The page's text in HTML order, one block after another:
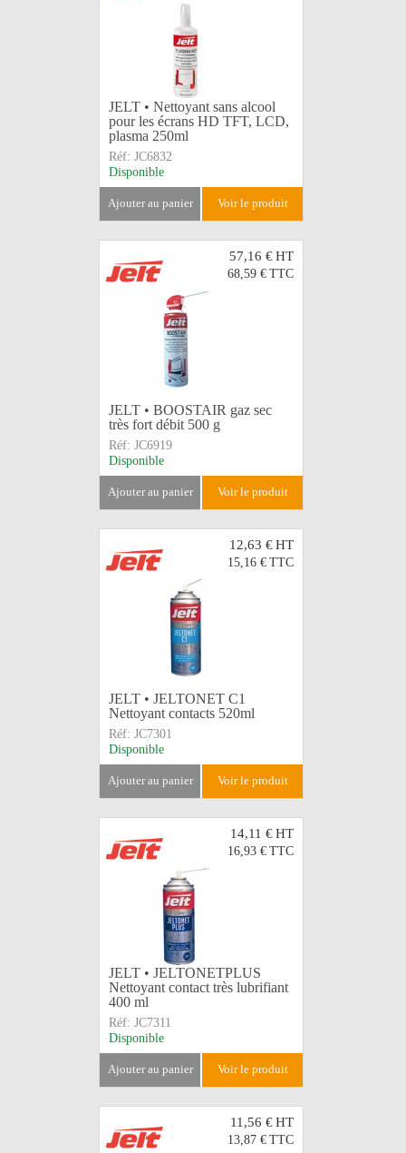
JELT • Nettoyant sans alcool
pour les écrans HD TFT, LCD,
plasma 250ml
Réf: JC6832
Disponible
ajouter au panier voir le produit
57,16 €HT
68,59 € TTC
JELT • BOOSTAIR gaz sec
très fort débit 500 g
Réf: JC6919
Disponible
ajouter au panier voir le produit
12,63 €HT
15,16 € TTC
JELT • JELTONET C1
Nettoyant contacts 520ml
Réf: JC7301
Disponible
ajouter au panier voir le produit
14,11 €HT
16,93 € TTC
JELT • JELTONETPLUS
Nettoyant contact très lubrifiant
400 ml
Réf: JC7311
Disponible
ajouter au panier voir le produit
11,56 €HT
13,87 € TTC